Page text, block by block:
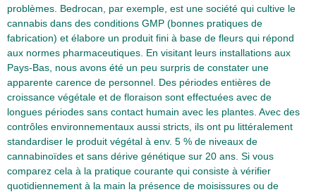
problèmes. Bedrocan, par exemple, est une société qui cultive le
cannabis dans des conditions GMP (bonnes pratiques de
fabrication) et élabore un produit fini à base de fleurs qui répond
aux normes pharmaceutiques. En visitant leurs installations aux
Pays-Bas, nous avons été un peu surpris de constater une
apparente carence de personnel. Des périodes entières de
croissance végétale et de floraison sont effectuées avec de
longues périodes sans contact humain avec les plantes. Avec des
contrôles environnementaux aussi stricts, ils ont pu littéralement
standardiser le produit végétal à env. 5 % de niveaux de
cannabinoïdes et sans dérive génétique sur 20 ans. Si vous
comparez cela à la pratique courante qui consiste à vérifier
quotidiennement à la main la présence de moisissures ou de